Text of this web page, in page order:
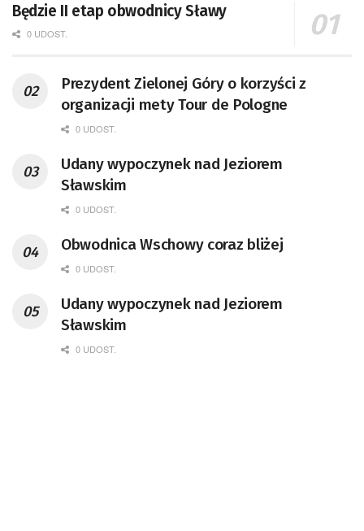
Będzie II etap obwodnicy Sławy
0 UDOST.
Prezydent Zielonej Góry o korzyści z
organizacji mety Tour de Pologne
0 UDOST.
Udany wypoczynek nad Jeziorem
Sławskim
0 UDOST.
Obwodnica Wschowy coraz bliżej
0 UDOST.
Udany wypoczynek nad Jeziorem
Sławskim
0 UDOST.